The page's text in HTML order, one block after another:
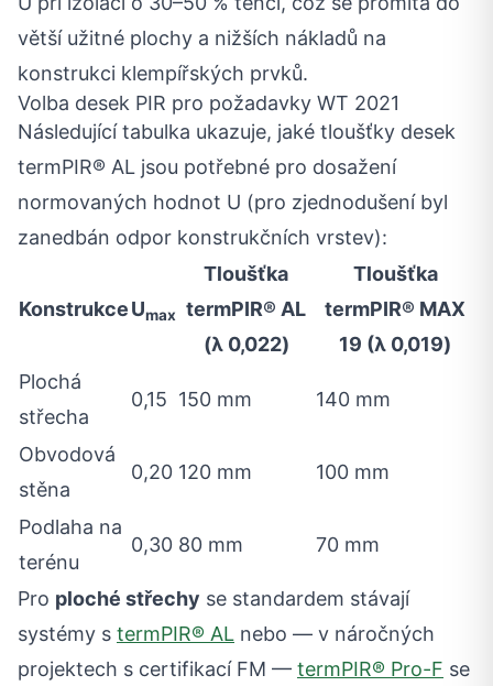
větší užitné plochy a nižších nákladů na
konstrukci klempířských prvků.
Volba desek PIR pro požadavky WT 2021
Následující tabulka ukazuje, jaké tloušťky desek
termPIR® AL jsou potřebné pro dosažení
normovaných hodnot U (pro zjednodušení byl
zanedbán odpor konstrukčních vrstev):
KonstrukceUmax
Tloušťka
termPIR® AL
(λ 0,022)
Tloušťka
termPIR® MAX
19 (λ 0,019)
Plochá
střecha
0,15 150 mm 140 mm
Obvodová
stěna
0,20 120 mm 100 mm
Podlaha na
terénu
0,30 80 mm 70 mm
Pro ploché střechy se standardem stávají
systémy s termPIR® AL nebo — v náročných
projektech s certifikací FM — termPIR® Pro-F se